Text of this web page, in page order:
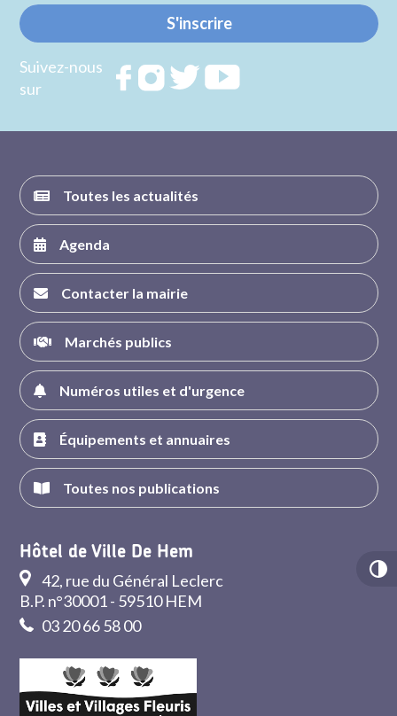
S'inscrire
Suivez-nous
sur
RejoignezRejoignezRejoignez
Toutes les actualités
Agenda
Contacter la mairie
Marchés publics
Numéros utiles et d'urgence
Équipements et annuaires
Toutes nos publications
Hôtel de Ville De Hem
42, rue du Général Leclerc
B.P. n°30001 - 59510 HEM
03 20 66 58 00